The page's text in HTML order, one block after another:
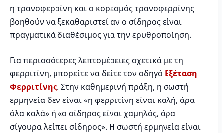
η τρανσφερρίνη και ο κορεσμός τρανσφερρίνης
βοηθούν να ξεκαθαριστεί αν ο σίδηρος είναι
πραγματικά διαθέσιμος για την ερυθροποίηση.
Για περισσότερες λεπτομέρειες σχετικά με τη
φερριτίνη, μπορείτε να δείτε τον οδηγό Εξέταση
Φερριτίνης. Στην καθημερινή πράξη, η σωστή
ερμηνεία δεν είναι «η φερριτίνη είναι καλή, άρα
όλα καλά» ή «ο σίδηρος είναι χαμηλός, άρα
σίγουρα λείπει σίδηρος». Η σωστή ερμηνεία είναι